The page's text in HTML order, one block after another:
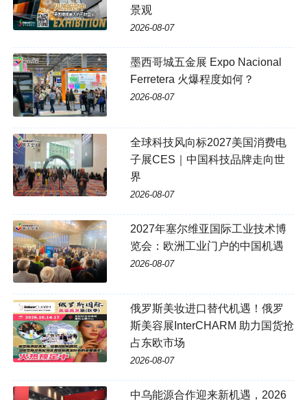
景观
2026-08-07
墨西哥城五金展 Expo Nacional
Ferretera 火爆程度如何？
2026-08-07
全球科技风向标2027美国消费电
子展CES｜中国科技品牌走向世
界
2026-08-07
2027年塞尔维亚国际工业技术博
览会：欧洲工业门户的中国机遇
2026-08-07
俄罗斯美妆进口替代机遇！俄罗
斯美容展InterCHARM 助力国货抢
占东欧市场
2026-08-07
中乌能源合作迎来新机遇，2026